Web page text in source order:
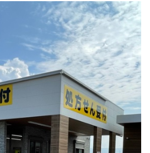
の合意のもと決定する。